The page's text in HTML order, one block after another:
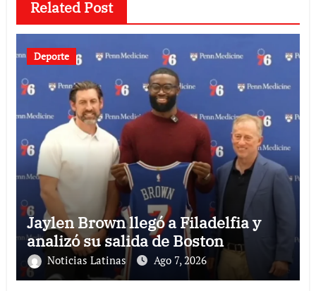
Related Post
Deporte
Jaylen Brown llegó a Filadelfia y
analizó su salida de Boston
Noticias Latinas Ago 7, 2026